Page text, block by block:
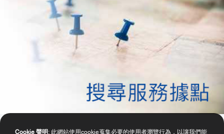
Cookie 聲明 : 此網站使用cookie蒐集必要的使用者瀏覽行為，以讓我們能